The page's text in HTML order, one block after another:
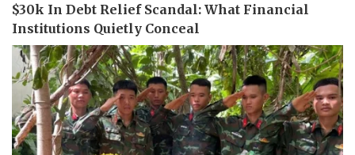
Bóng đá
Lịch thi đấu bóng đá
Thế giới thể thao
eSports
Hậu trường
Ô tô
Xe máy
Tư vấn